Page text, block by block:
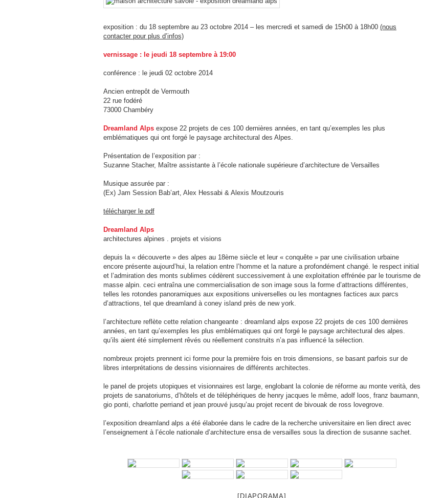
exposition : du 18 septembre au 23 octobre 2014 – les mercredi et samedi de 15h00 à 18h00 (nous
contacter pour plus d’infos)
vernissage : le jeudi 18 septembre à 19:00
conférence : le jeudi 02 octobre 2014
Ancien entrepôt de Vermouth
22 rue fodéré
73000 Chambéry
Dreamland Alps expose 22 projets de ces 100 dernières années, en tant qu’exemples les plus
emblématiques qui ont forgé le paysage architectural des Alpes.
Présentation de l’exposition par :
Suzanne Stacher, Maître assistante à l’école nationale supérieure d’architecture de Versailles
Musique assurée par :
(Ex) Jam Session Bab’art, Alex Hessabi & Alexis Moutzouris
télécharger le pdf
Dreamland Alps
architectures alpines . projets et visions
depuis la « découverte » des alpes au 18ème siècle et leur « conquête » par une civilisation urbaine
encore présente aujourd’hui, la relation entre l’homme et la nature a profondément changé. le respect initial
et l’admiration des monts sublimes cédèrent successivement à une exploitation effrénée par le tourisme de
masse alpin. ceci entraîna une commercialisation de son image sous la forme d’attractions différentes,
telles les rotondes panoramiques aux expositions universelles ou les montagnes factices aux parcs
d’attractions, tel que dreamland à coney island près de new york.
l’architecture reflète cette relation changeante : dreamland alps expose 22 projets de ces 100 dernières
années, en tant qu’exemples les plus emblématiques qui ont forgé le paysage architectural des alpes.
qu’ils aient été simplement rêvés ou réellement construits n’a pas influencé la sélection.
nombreux projets prennent ici forme pour la première fois en trois dimensions, se basant parfois sur de
libres interprétations de dessins visionnaires de différents architectes.
le panel de projets utopiques et visionnaires est large, englobant la colonie de réforme au monte verità, des
projets de sanatoriums, d’hôtels et de téléphériques de henry jacques le même, adolf loos, franz baumann,
gio ponti, charlotte perriand et jean prouvé jusqu’au projet recent de bivouak de ross lovegrove.
l’exposition dreamland alps a été élaborée dans le cadre de la recherche universitaire en lien direct avec
l’enseignement à l’école nationale d’architecture ensa de versailles sous la direction de susanne sachet.
[DIAPORAMA]